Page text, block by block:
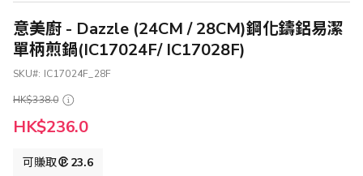
意美廚 - Dazzle (24CM / 28CM)鋼化鑄鋁易潔
單柄煎鍋(IC17024F/ IC17028F)
SKU
IC17024F_28F
HK$338.0
HK$236.0
可賺取 23.6